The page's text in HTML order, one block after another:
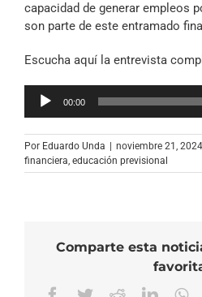
capacidad de generar empleos
son parte de este entramado
Escucha aquí la entrevista
Reproductor
00:00
Por Eduardo Unda noviembre 21, 2024
financiera, educación previsional
Comparte esta